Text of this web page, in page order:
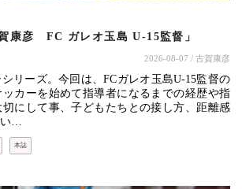
康彦 FC ガレオ玉島 U-15監督」
2026-08-07 / 古賀康彦
リーズ。今回は、FCガレオ玉島U-15監督の
カーを始めて指導者になるまでの経歴や指
にして事、子どもたちとの接し方、距離感
い…
本誌